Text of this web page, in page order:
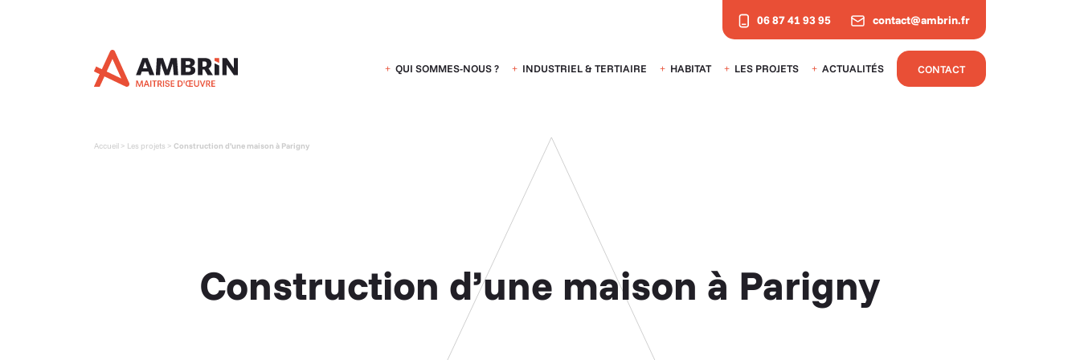
06 87 41 93 95 contact@ambrin.fr
QUI SOMMES-NOUS ? INDUSTRIEL & TERTIAIRE HABITAT LES PROJETS ACTUALITÉS CONTACT
Accueil > Les projets > Construction d’une maison à Parigny
Construction d’une maison à Parigny